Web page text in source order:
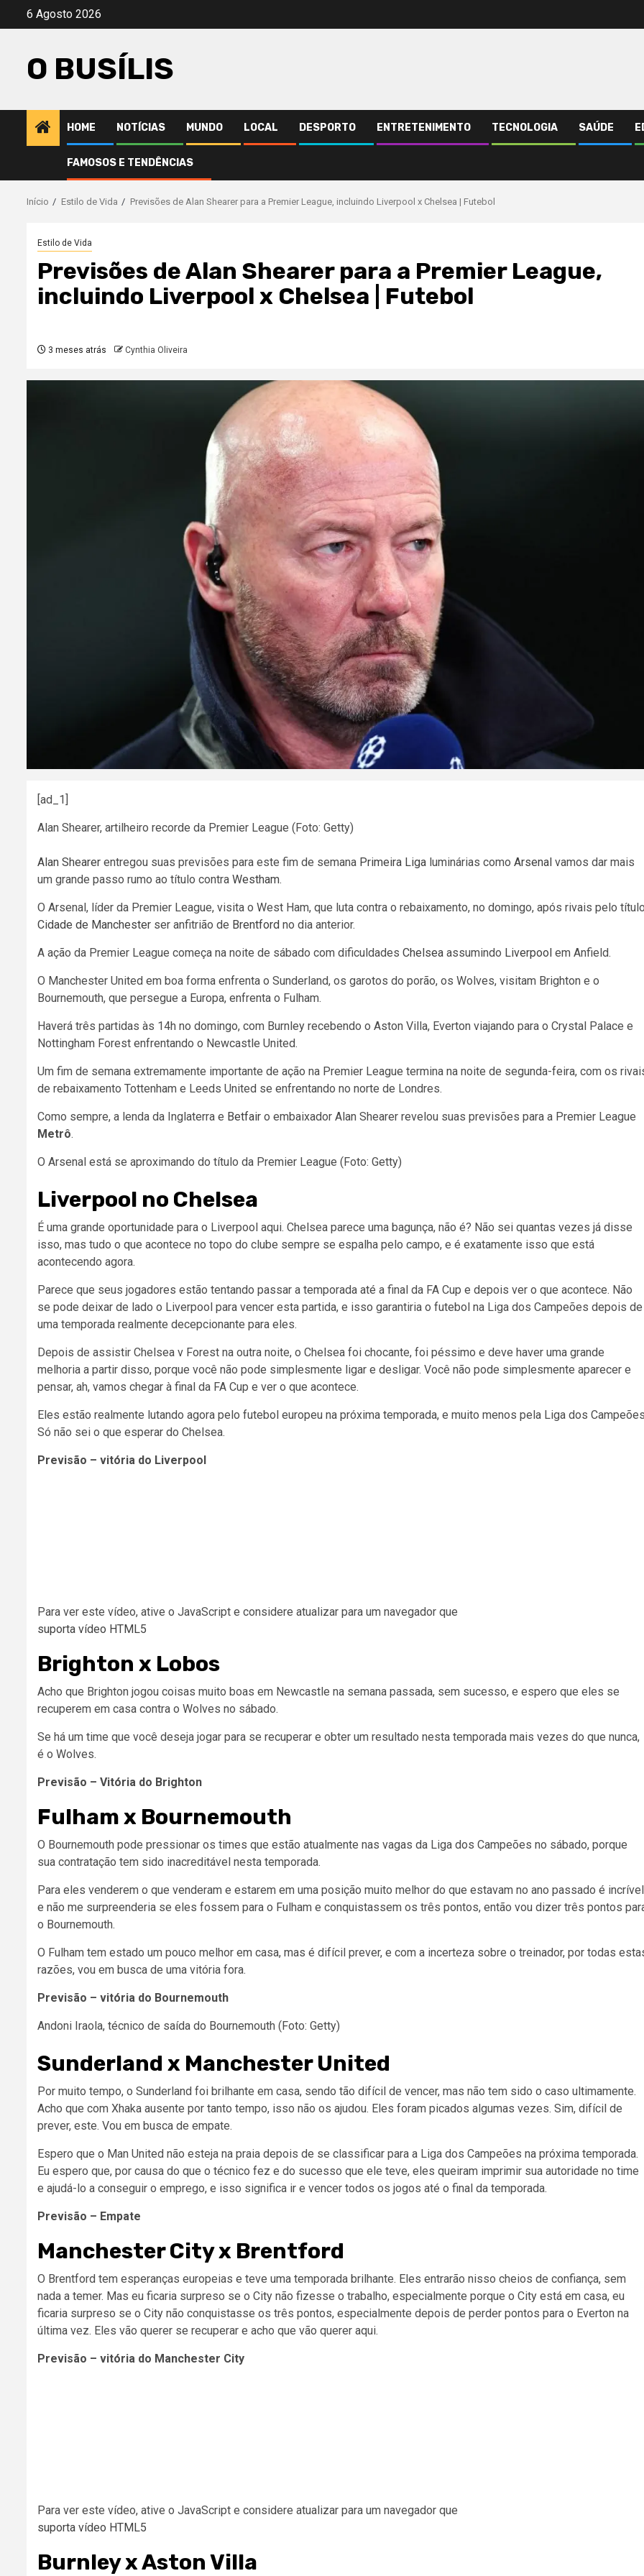
Avançar
conteúdo
6 Agosto 2026
O BUSÍLIS
HOME NOTÍCIAS MUNDO LOCAL DESPORTO ENTRETENIMENTO TECNOLOGIA SAÚDE
FAMOSOS E TENDÊNCIAS
Início Estilo de Vida Previsões de Alan Shearer para a Premier League, incluindo Liverpool x Chelsea | Futebol
Estilo de Vida
Previsões de Alan Shearer para a Premier League,
incluindo Liverpool x Chelsea | Futebol
3 meses atrás Cynthia Oliveira
[ad_1]
Alan Shearer, artilheiro recorde da Premier League (Foto: Getty)
Alan Shearer entregou suas previsões para este fim de semana Primeira Liga luminárias como Arsenal vamos dar mais
um grande passo rumo ao título contra Westham.
O Arsenal, líder da Premier League, visita o West Ham, que luta contra o rebaixamento, no domingo, após rivais pelo
Cidade de Manchester ser anfitrião de Brentford no dia anterior.
A ação da Premier League começa na noite de sábado com dificuldades Chelsea assumindo Liverpool em Anfield.
O Manchester United em boa forma enfrenta o Sunderland, os garotos do porão, os Wolves, visitam Brighton e o
Bournemouth, que persegue a Europa, enfrenta o Fulham.
Haverá três partidas às 14h no domingo, com Burnley recebendo o Aston Villa, Everton viajando para o Crystal Palace e
Nottingham Forest enfrentando o Newcastle United.
Um fim de semana extremamente importante de ação na Premier League termina na noite de segunda-feira, com os
de rebaixamento Tottenham e Leeds United se enfrentando no norte de Londres.
Como sempre, a lenda da Inglaterra e Betfair o embaixador Alan Shearer revelou suas previsões para a Premier League
Metrô.
O Arsenal está se aproximando do título da Premier League (Foto: Getty)
Liverpool no Chelsea
É uma grande oportunidade para o Liverpool aqui. Chelsea parece uma bagunça, não é? Não sei quantas vezes já disse
isso, mas tudo o que acontece no topo do clube sempre se espalha pelo campo, e é exatamente isso que está
acontecendo agora.
Parece que seus jogadores estão tentando passar a temporada até a final da FA Cup e depois ver o que acontece. Não
se pode deixar de lado o Liverpool para vencer esta partida, e isso garantiria o futebol na Liga dos Campeões depois de
uma temporada realmente decepcionante para eles.
Depois de assistir Chelsea v Forest na outra noite, o Chelsea foi chocante, foi péssimo e deve haver uma grande
melhoria a partir disso, porque você não pode simplesmente ligar e desligar. Você não pode simplesmente aparecer e
pensar, ah, vamos chegar à final da FA Cup e ver o que acontece.
Eles estão realmente lutando agora pelo futebol europeu na próxima temporada, e muito menos pela Liga dos
Só não sei o que esperar do Chelsea.
Previsão – vitória do Liverpool
Para ver este vídeo, ative o JavaScript e considere atualizar para um navegador que
suporta vídeo HTML5
Brighton x Lobos
Acho que Brighton jogou coisas muito boas em Newcastle na semana passada, sem sucesso, e espero que eles se
recuperem em casa contra o Wolves no sábado.
Se há um time que você deseja jogar para se recuperar e obter um resultado nesta temporada mais vezes do que nunca,
é o Wolves.
Previsão – Vitória do Brighton
Fulham x Bournemouth
O Bournemouth pode pressionar os times que estão atualmente nas vagas da Liga dos Campeões no sábado, porque
sua contratação tem sido inacreditável nesta temporada.
Para eles venderem o que venderam e estarem em uma posição muito melhor do que estavam no ano passado é
e não me surpreenderia se eles fossem para o Fulham e conquistassem os três pontos, então vou dizer três pontos
o Bournemouth.
O Fulham tem estado um pouco melhor em casa, mas é difícil prever, e com a incerteza sobre o treinador, por todas
razões, vou em busca de uma vitória fora.
Previsão – vitória do Bournemouth
Andoni Iraola, técnico de saída do Bournemouth (Foto: Getty)
Sunderland x Manchester United
Por muito tempo, o Sunderland foi brilhante em casa, sendo tão difícil de vencer, mas não tem sido o caso ultimamente.
Acho que com Xhaka ausente por tanto tempo, isso não os ajudou. Eles foram picados algumas vezes. Sim, difícil de
prever, este. Vou em busca de empate.
Espero que o Man United não esteja na praia depois de se classificar para a Liga dos Campeões na próxima temporada.
Eu espero que, por causa do que o técnico fez e do sucesso que ele teve, eles queiram imprimir sua autoridade no time
e ajudá-lo a conseguir o emprego, e isso significa ir e vencer todos os jogos até o final da temporada.
Previsão – Empate
Manchester City x Brentford
O Brentford tem esperanças europeias e teve uma temporada brilhante. Eles entrarão nisso cheios de confiança, sem
nada a temer. Mas eu ficaria surpreso se o City não fizesse o trabalho, especialmente porque o City está em casa, eu
ficaria surpreso se o City não conquistasse os três pontos, especialmente depois de perder pontos para o Everton na
última vez. Eles vão querer se recuperar e acho que vão querer aqui.
Previsão – vitória do Manchester City
Para ver este vídeo, ative o JavaScript e considere atualizar para um navegador que
suporta vídeo HTML5
Burnley x Aston Villa